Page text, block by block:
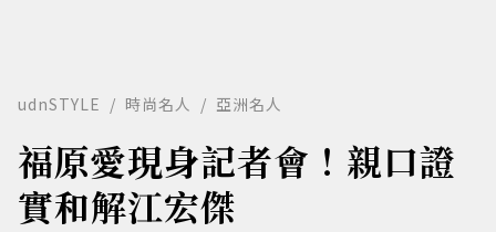
udnSTYLE 時尚名人 亞洲名人
福原愛現身記者會！親口證
實和解江宏傑